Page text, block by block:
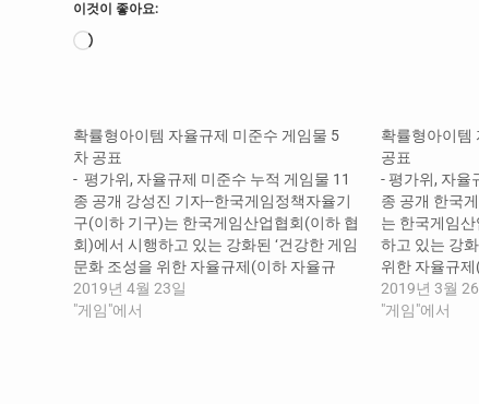
이것이 좋아요:
로
확률형아이템 자율규제 미준수 게임물 5
차 공표
- 평가위, 자율규제 미준수 누적 게임물 11
종 공개 강성진 기자--한국게임정책자율기
구(이하 기구)는 한국게임산업협회(이하 협
회)에서 시행하고 있는 강화된 ‘건강한 게임
문화 조성을 위한 자율규제(이하 자율규
제)’ 강령에 따라 미준수 게임물을 오늘 5차
공표하였다. 강령은 확률형 아이템 결과물
2019년 4월 23일
"게임"에서
확률형아이템
공표
- 평가위, 자율
종 공개 한국
는 한국게임
하고 있는 강
위한 자율규
라 미준수 게
강령은 확률형
2019년 3월
"게임"에서